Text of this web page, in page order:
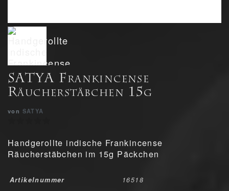
SATYA Frankincense
Räucherstäbchen 15g
von SATYA
Handgerollte indische Frankincense
Räucherstäbchen im 15g Päckchen
Artikelnummer 16518